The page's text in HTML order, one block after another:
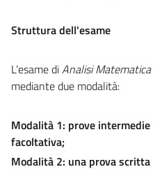
Struttura dell'esame
L’esame diAnalisi
mediante due modalità:
Modalità 1: prove
facoltativa;
Modalità 2: una prova scritta